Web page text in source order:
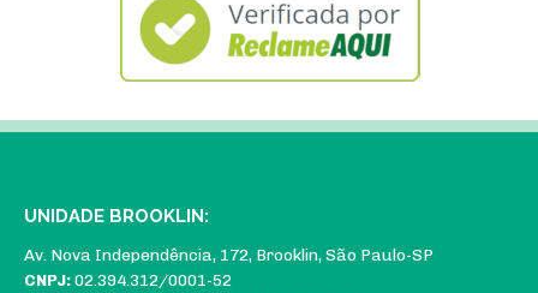
UNIDADE BROOKLIN:
Av. Nova Independência, 172, Brooklin, São Paulo-SP
CNPJ:02.394.312/0001-52